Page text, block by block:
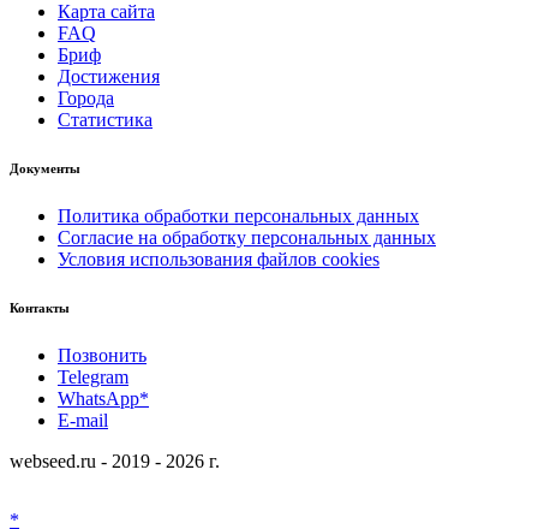
Карта сайта
FAQ
Бриф
Достижения
Города
Статистика
Документы
Политика обработки персональных данных
Согласие на обработку персональных данных
Условия использования файлов cookies
Контакты
Позвонить
Telegram
WhatsApp*
E-mail
webseed.ru - 2019 - 2026 г.
*